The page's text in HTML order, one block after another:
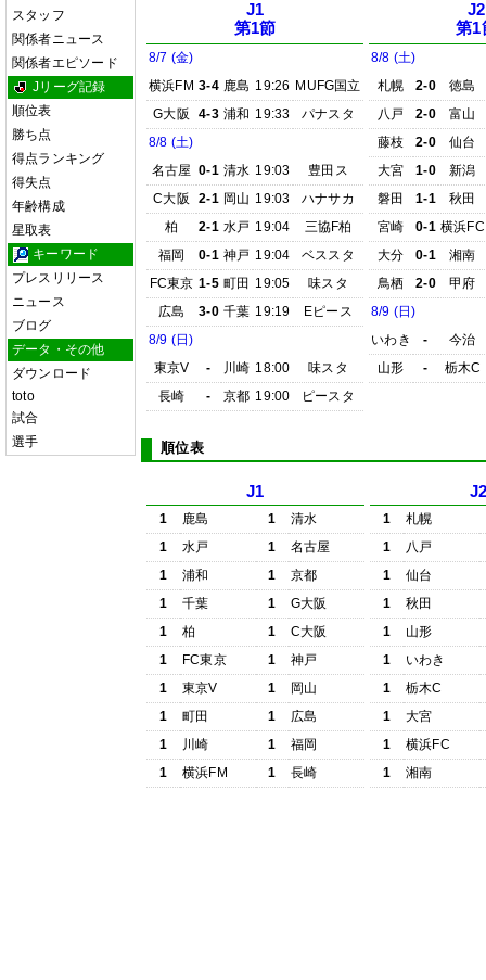
スタッフ
関係者ニュース
関係者エピソード
Jリーグ記録
順位表
勝ち点
得点ランキング
得失点
年齢構成
星取表
キーワード
プレスリリース
ニュース
ブログ
データ・その他
ダウンロード
toto
試合
選手
J1
第1節
8/7 (金)
横浜FM 3-4 鹿島 19:26 MUFG国立
G大阪
4-3 浦和 19:33
パナスタ
8/8 (土)
名古屋 0-1 清水 19:03
豊田ス
C大阪
2-1 岡山 19:03
ハナサカ
柏
2-1 水戸 19:04
三協F柏
福岡
0-1 神戸 19:04
ベススタ
FC東京 1-5 町田 19:05
味スタ
広島
3-0 千葉 19:19
Eピース
8/9 (日)
東京V
- 川崎 18:00
味スタ
長崎
- 京都 19:00 ピースタ
J2
第1
8/8 (土)
札幌
2-0
徳島
八戸
2-0
富山
藤枝
2-0
仙台
大宮
1-0
新潟
磐田
1-1
秋田
宮崎
0-1 横浜FC
大分
0-1
湘南
鳥栖
2-0
甲府
8/9 (日)
いわき
-
今治
山形
- 栃木C
順位表
J1
1 鹿島 1
清水
1
水戸 1
名古屋
1
浦和 1
京都
1
千葉 1
G大阪
1
柏 1
C大阪
1
FC東京 1
神戸
1
東京V 1
岡山
1
町田 1
広島
1
川崎 1
福岡
1
横浜FM 1 長崎
1
札幌
1
八戸
1
仙台
1
秋田
1
山形
1
いわき
1
栃木C
1
大宮
1
横浜FC
1
湘南